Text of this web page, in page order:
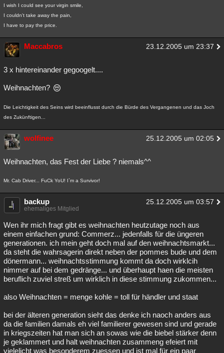
I wish I could see your virgin smile,
I couldn't take away the pain,
I have to pay the price.
Maccabros 23.12.2005 um 23:37
3 x hintereinander gegoogelt....
Weihnachten?
Die Leichtigkeit des Seins wird beeinflusst durch die Bürde des Vergangenen und das Joch
des Zukünftigen...
wolfinee 25.12.2005 um 02:05
Weihnachten, das Fest der Liebe ? niemals^^
Mr. Cab Driver... FuCk YoU! I`m a Survivor!
backup 25.12.2005 um 03:57
ehemaliges Mitglied
Wen ihr mich fragt gibt es weihnachten heutzutage noch aus
einem einfachen grund: Commerz... jedenfalls für die üngeren
generationen. ich mein geht doch mal auf den weihnachtsmarkt...
da steht die wahrsagerin direkt neben der pommes bude und dem
dönermann... weihnachtsstimmung kommt da doch wirklcih
nimmer auf bei dem gedränge... und überhaupt haen die meisten
beruflich zuviel streß um wirklich in diese stimmung zukommen...
also Weihnachten = menge kohle = toll für händler und staat
bei der älteren generation sieht das denke ich naoch anders aus
da die familien damals eh viel familierer gewesen sind und gerade
in kriegszeiten hat man sich an sowas wie die biebel stärker denn
je geklammert und halt weihnachten zusammeng efeiert mit
vielelicht was besonderem zuessen und ist mal für ein paar